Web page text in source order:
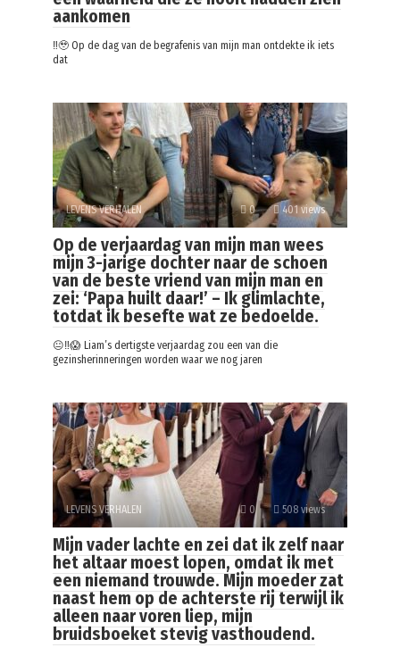
aankomen
‼️🥹 Op de dag van de begrafenis van mijn man ontdekte ik iets
dat
LEVENS VERHALEN 0 401 views
Op de verjaardag van mijn man wees
mijn 3-jarige dochter naar de schoen
van de beste vriend van mijn man en
zei: ‘Papa huilt daar!’ – Ik glimlachte,
totdat ik besefte wat ze bedoelde.
😐‼️😱 Liam’s dertigste verjaardag zou een van die
gezinsherinneringen worden waar we nog jaren
LEVENS VERHALEN 0 508 views
Mijn vader lachte en zei dat ik zelf naar
het altaar moest lopen, omdat ik met
een niemand trouwde. Mijn moeder zat
naast hem op de achterste rij terwijl ik
alleen naar voren liep, mijn
bruidsboeket stevig vasthoudend.